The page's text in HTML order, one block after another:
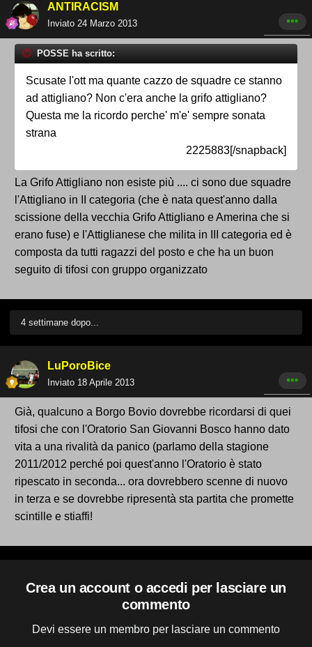
ANTIRACISM
Inviato 24 Marzo 2013
POSSE ha scritto:
Scusate l'ott ma quante cazzo de squadre ce stanno
ad attigliano? Non c'era anche la grifo attigliano?
Questa me la ricordo perche' m'e' sempre sonata
strana
2225883[/snapback]
La Grifo Attigliano non esiste più .... ci sono due squadre
l'Attigliano in II categoria (che è nata quest'anno dalla
scissione della vecchia Grifo Attigliano e Amerina che si
erano fuse) e l'Attiglianese che milita in III categoria ed è
composta da tutti ragazzi del posto e che ha un buon
seguito di tifosi con gruppo organizzato
4 settimane dopo...
LuPoroBice
Inviato 18 Aprile 2013
Già, qualcuno a Borgo Bovio dovrebbe ricordarsi di quei
tifosi che con l'Oratorio San Giovanni Bosco hanno dato
vita a una rivalità da panico (parlamo della stagione
2011/2012 perché poi quest'anno l'Oratorio è stato
ripescato in seconda... ora dovrebbero scenne di nuovo
in terza e se dovrebbe ripresentà sta partita che promette
scintille e stiaffi!
Crea un account o accedi per lasciare un
commento
Devi essere un membro per lasciare un commento